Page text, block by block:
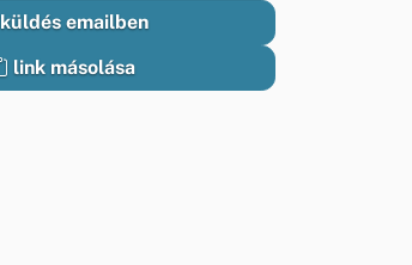
küldés emailben
link másolása